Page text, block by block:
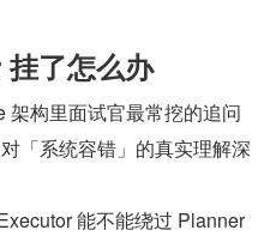
了怎么办
架构里面试官最常挖的追问
「系统容错」的真实理解深
能不能绕过 Planner